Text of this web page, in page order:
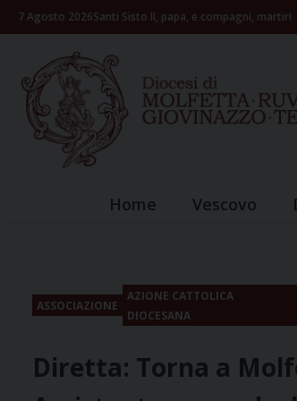
Skip7 Agosto 2026Santi Sisto II, papa, e compagni, martiri
Home Vescovo
ASSOCIAZIONE
AZIONE CATTOLICA
DIOCESANA
Diretta: Torna a